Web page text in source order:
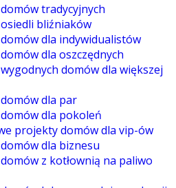
tradycyjnych
bliźniaków
dla indywidualistów
dla oszczędnych
domów dla większej
dla par
dla pokoleń
projekty domów dla vip-ów
dla biznesu
z kotłownią na paliwo